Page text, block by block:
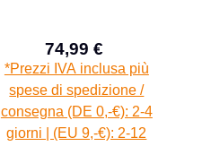
Prezzo di vendita:
74,99 €
Prezzo normale:
*Prezzi IVA inclusa più
spese di spedizione /
consegna (DE 0,-€): 2-4
giorni | (EU 9,-€): 2-12